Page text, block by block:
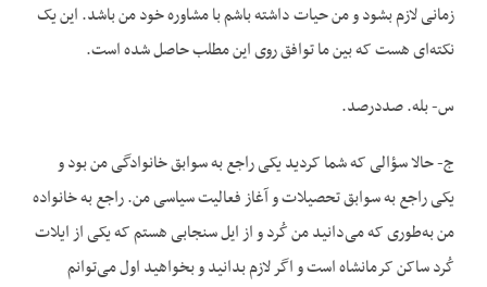
زمانی لازم بشود و من حیات داشته باشم با مشاوره خود من باشد. این یک
نکته‌‌ای هست که بین ما توافق روی این مطلب حاصل شده است.
س- بله. صددرصد.
ج- حالا سؤالی که شما کردید یکی راجع به سوابق خانوادگی من بود و
یکی راجع به سوابق تحصیلات و آغاز فعالیت سیاسی من. راجع به خانواده
من به‌‌طوری که می‌‌دانید من کُرد و از ایل سنجابی هستم که یکی از ایلات
کُرد ساکن کرمانشاه است و اگر لازم بدانید و بخواهید اول می‌‌توانم